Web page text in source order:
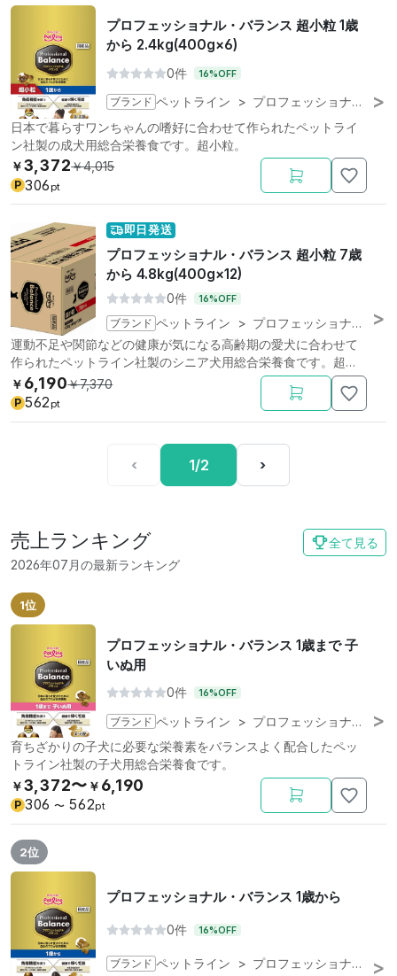
プロフェッショナル・バランス 超小粒 1歳
から 2.4kg(400g×6)
0件 16%OFF
ブランド ペットライン > プロフェッショナル・バランス
日本で暮らすワンちゃんの嗜好に合わせて作られたペットライ
ン社製の成犬用総合栄養食です。超小粒。
￥3,372￥4,015
P 306 pt
即日発送
プロフェッショナル・バランス 超小粒 7歳
から 4.8kg(400g×12)
0件 16%OFF
ブランド ペットライン > プロフェッショナル・バランス
運動不足や関節などの健康が気になる高齢期の愛犬に合わせて
作られたペットライン社製のシニア犬用総合栄養食です。超小
粒。
￥ 6,190￥7,370
P 562 pt
‹ 1/2 ›
売上ランキング
2026年07月の最新ランキング
全て見る
1位
プロフェッショナル・バランス 1歳まで 子
いぬ用
0件 16%OFF
ブランド ペットライン > プロフェッショナル・バランス
育ちざかりの子犬に必要な栄養素をバランスよく配合したペッ
トライン社製の子犬用総合栄養食です。
￥3,372〜 ￥ 6,190
P 306 〜 562pt
2位
プロフェッショナル・バランス 1歳から
0件 16%OFF
ブランド ペットライン > プロフェッショナル・バランス